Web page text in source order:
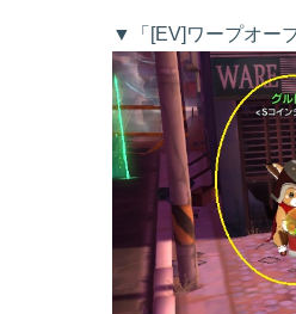
▼「[EV]ワープオー